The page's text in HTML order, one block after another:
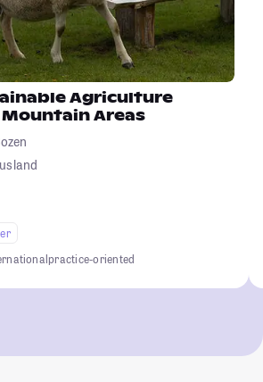
Agriculture
Areas
practice-oriented